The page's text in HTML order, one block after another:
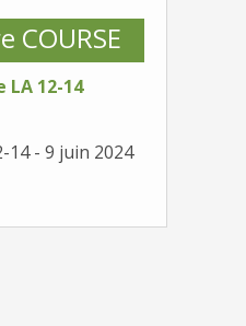
COURSE
LA 12-14
14 - 9 juin 2024